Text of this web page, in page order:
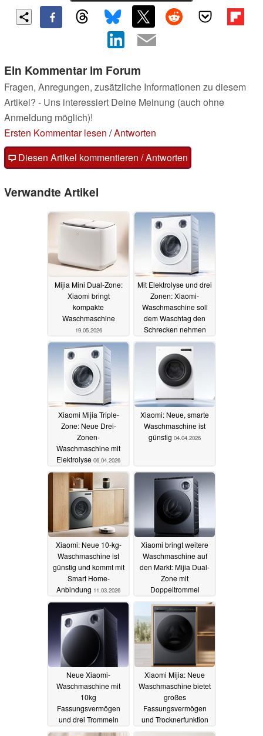
Ein Kommentar im Forum
Fragen, Anregungen, zusätzliche Informationen zu diesem
Artikel? - Uns interessiert Deine Meinung (auch ohne
Anmeldung möglich)!
Ersten Kommentar lesen /Antworten
Diesen Artikel kommentieren / Antworten
Verwandte Artikel
Mijia Mini Dual-Zone:
Xiaomi bringt
kompakte
Waschmaschine
19.05.2026
Mit Elektrolyse und drei
Zonen: Xiaomi-
Waschmaschine soll
dem Waschtag den
Schrecken nehmen
15.04.2026
Xiaomi Mijia Triple-
Zone: Neue Drei-
Zonen-
Waschmaschine mit
Elektrolyse 06.04.2026
Xiaomi: Neue, smarte
Waschmaschine ist
günstig 04.04.2026
Xiaomi: Neue 10-kg-
Waschmaschine ist
günstig und kommt mit
Smart Home-
Anbindung 11.03.2026
Xiaomi bringt weitere
Waschmaschine auf
den Markt: Mijia Dual-
Zone mit
Doppeltrommel
18.09.2025
Neue Xiaomi-
Waschmaschine mit
10kg
Fassungsvermögen
und drei Trommeln
angekündigt15.09.2025
Xiaomi Mijia: Neue
Waschmaschine bietet
großes
Fassungsvermögen
und Trocknerfunktion
15.07.2025